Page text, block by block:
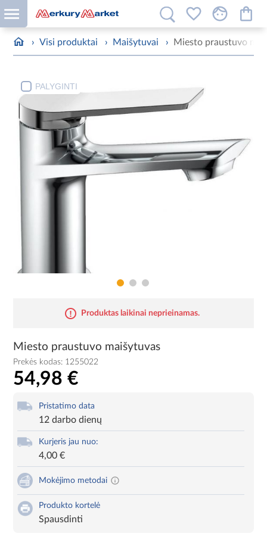
› Visi produktai › Maišytuvai › Miesto praustuvo
PALYGINTI
Produktas laikinai neprieinamas.
Miesto praustuvo maišytuvas
Prekės kodas: 1255022
54,98 €
Pristatimo data
12 darbo dienų
Kurjeris jau nuo:
4,00 €
Mokėjimo metodai
Produkto kortelė
Spausdinti